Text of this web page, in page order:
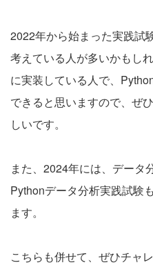
2022年から始まった実践試
考えている人が多いかもし
に実装している人で、
できると思いますので、ぜ
しいです。
また、2024年には、データ
Pythonデータ分析実践試験
ます。
こちらも併せて、ぜひチャ